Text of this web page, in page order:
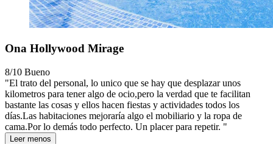
Ona Hollywood Mirage
8/10 Bueno
"El trato del personal, lo unico que se hay que desplazar unos
kilometros para tener algo de ocio,pero la verdad que te facilitan
bastante las cosas y ellos hacen fiestas y actividades todos los
días.Las habitaciones mejoraría algo el mobiliario y la ropa de
cama.Por lo demás todo perfecto. Un placer para repetir. "
Leer menos